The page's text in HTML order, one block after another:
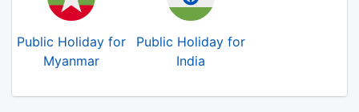
Public Holiday for
Myanmar
Public Holiday for
India